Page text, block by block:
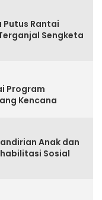
Putus Rantai
Sengketa
Program
Kencana
Anak dan
Sosial